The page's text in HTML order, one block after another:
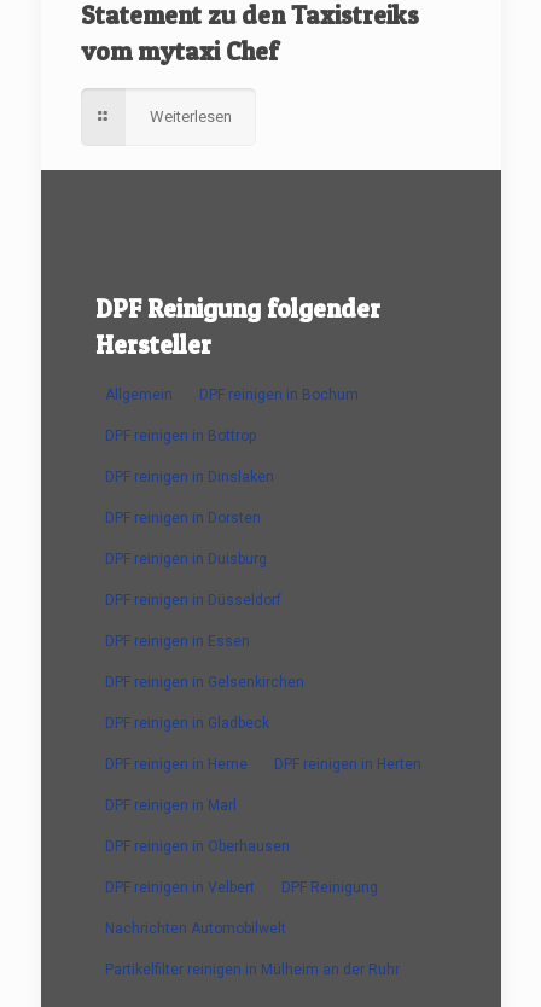
Statement zu den Taxistreiks
vom mytaxi Chef
Weiterlesen
DPF Reinigung folgender
Hersteller
Allgemein DPF reinigen in Bochum
DPF reinigen in Bottrop
DPF reinigen in Dinslaken
DPF reinigen in Dorsten
DPF reinigen in Duisburg
DPF reinigen in Düsseldorf
DPF reinigen in Essen
DPF reinigen in Gelsenkirchen
DPF reinigen in Gladbeck
DPF reinigen in Herne DPF reinigen in Herten
DPF reinigen in Marl
DPF reinigen in Oberhausen
DPF reinigen in Velbert DPF Reinigung
Nachrichten Automobilwelt
Partikelfilter reinigen in Mülheim an der Ruhr